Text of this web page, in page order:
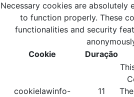
Necessary cookies are absolutely
to function properly. These
functionalities and security
Cookie
Duração
cookielawinfo-
11